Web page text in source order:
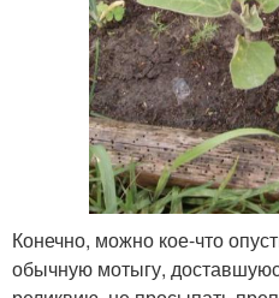
Конечно, можно кое-что
обычную мотыгу,